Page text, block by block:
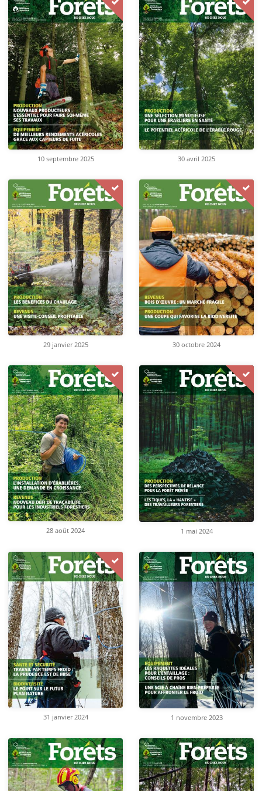
10 septembre 2025 30 avril 2025
29 janvier 2025 30 octobre 2024
28 août 2024 1 mai 2024
31 janvier 2024 1 novembre 2023